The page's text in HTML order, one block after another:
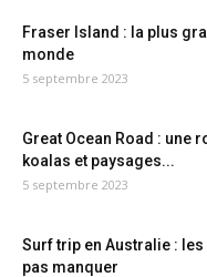
Fraser Island : la plus
monde
5 septembre 2023
Great Ocean Road : une
koalas et paysages...
5 septembre 2023
Surf trip en Australie : les
pas manquer